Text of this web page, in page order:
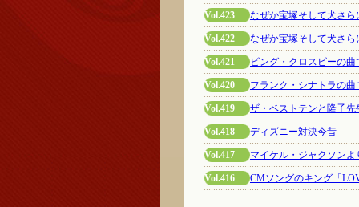
Vol.423 なぜか宝塚そして犬さ
Vol.422 なぜか宝塚そして犬さら
Vol.421 ビング・クロスビーの曲
Vol.420 フランク・シナトラの曲
Vol.419 ザ・ベストテンと隆子先
Vol.418 ディズニー対決今昔
Vol.417 マイケル・ジャクソン
Vol.416 CMソングのキング「